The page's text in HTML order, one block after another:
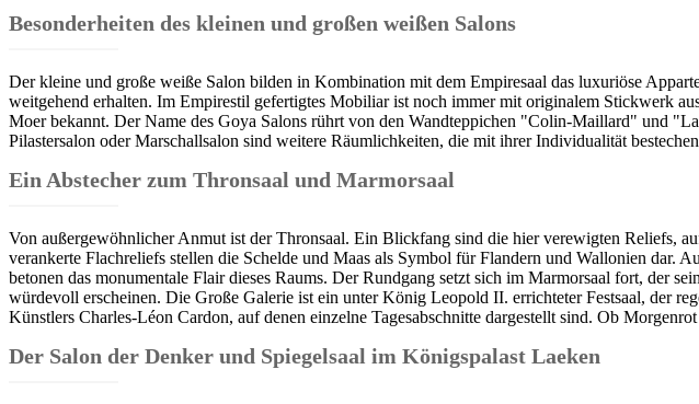
Besonderheiten des kleinen und großen weißen Salons
Der kleine und große weiße Salon bilden in Kombination mit dem Empiresaal das luxuriöse
weitgehend erhalten. Im Empirestil gefertigtes Mobiliar ist noch immer mit originalem Stickwerk
Moer bekannt. Der Name des Goya Salons rührt von den Wandteppichen "Colin-Maillard" und
Pilastersalon oder Marschallsalon sind weitere Räumlichkeiten, die mit ihrer Individualität
Ein Abstecher zum Thronsaal und Marmorsaal
Von außergewöhnlicher Anmut ist der Thronsaal. Ein Blickfang sind die hier verewigten Reliefs,
verankerte Flachreliefs stellen die Schelde und Maas als Symbol für Flandern und Wallonien dar.
betonen das monumentale Flair dieses Raums. Der Rundgang setzt sich im Marmorsaal fort, der
würdevoll erscheinen. Die Große Galerie ist ein unter König Leopold II. errichteter Festsaal, der
Künstlers Charles-Léon Cardon, auf denen einzelne Tagesabschnitte dargestellt sind. Ob
Der Salon der Denker und Spiegelsaal im Königspalast Laeken